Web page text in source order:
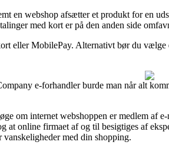
en webshop afsætter et produkt for en
med kort er på den anden side
eller MobilePay. Alternativt bør du
e-forhandler burde man når alt
om internet webshoppen er medlem af
at online firmaet af og til besigtiges af
med din shopping.